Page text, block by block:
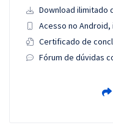
Download ilimitado
Acesso no Android,
Certificado de
Fórum de dúvidas